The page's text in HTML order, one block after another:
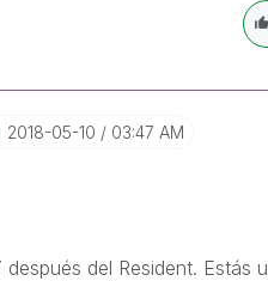
‎2018-05-10 03:47 AM
del Resident. Estás